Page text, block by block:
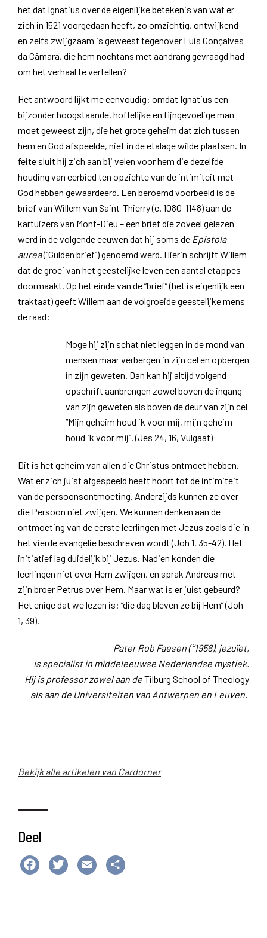
het dat Ignatius over de eigenlijke betekenis van wat er
zich in 1521 voorgedaan heeft, zo omzichtig, ontwijkend
en zelfs zwijgzaam is geweest tegenover Luis Gonçalves
da Câmara, die hem nochtans met aandrang gevraagd had
om het verhaal te vertellen?
Het antwoord lijkt me eenvoudig: omdat Ignatius een
bijzonder hoogstaande, hoffelijke en fijngevoelige man
moet geweest zijn, die het grote geheim dat zich tussen
hem en God afspeelde, niet in de etalage wilde plaatsen. In
feite sluit hij zich aan bij velen voor hem die dezelfde
houding van eerbied ten opzichte van de intimiteit met
God hebben gewaardeerd. Een beroemd voorbeeld is de
brief van Willem van Saint-Thierry (c. 1080-1148) aan de
kartuizers van Mont-Dieu – een brief die zoveel gelezen
werd in de volgende eeuwen dat hij soms de Epistola
aurea(“Gulden brief”) genoemd werd. Hierin schrijft Willem
dat de groei van het geestelijke leven een aantal etappes
doormaakt. Op het einde van de “brief” (het is eigenlijk een
traktaat) geeft Willem aan de volgroeide geestelijke mens
de raad:
Moge hij zijn schat niet leggen in de mond van
mensen maar verbergen in zijn cel en opbergen
in zijn geweten. Dan kan hij altijd volgend
opschrift aanbrengen zowel boven de ingang
van zijn geweten als boven de deur van zijn cel
“Mijn geheim houd ik voor mij, mijn geheim
houd ik voor mij”. (Jes 24, 16, Vulgaat)
Dit is het geheim van allen die Christus ontmoet hebben.
Wat er zich juist afgespeeld heeft hoort tot de intimiteit
van de persoonsontmoeting. Anderzijds kunnen ze over
die Persoon niet zwijgen. We kunnen denken aan de
ontmoeting van de eerste leerlingen met Jezus zoals die in
het vierde evangelie beschreven wordt (Joh 1, 35-42). Het
initiatief lag duidelijk bij Jezus. Nadien konden die
leerlingen niet over Hem zwijgen, en sprak Andreas met
zijn broer Petrus over Hem. Maar wat is er juist gebeurd?
Het enige dat we lezen is: “die dag bleven ze bij Hem” (Joh
1, 39).
Pater Rob Faesen (°1958), jezuïet,
is specialist in middeleeuwse Nederlandse mystiek.
Hij is professor zowel aan deTilburg School of Theology
als aan de Universiteiten van Antwerpen en Leuven.
Bekijk alle artikelen van Cardorner
Deel
FacebookTwitter Email